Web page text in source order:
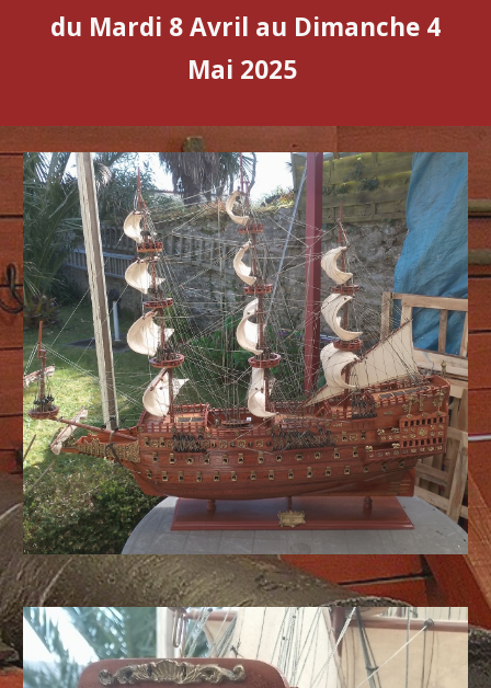
du Mardi 8 Avril au Dimanche 4
Mai 2025